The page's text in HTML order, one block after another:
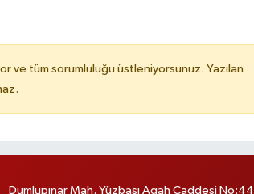
ve tüm sorumluluğu üstleniyorsunuz. Yazılan
Dumlupınar Mah. Yüzbaşı Agah Caddesi No:44